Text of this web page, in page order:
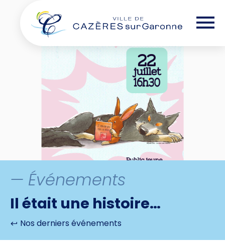
— Événements
Il était une histoire…
Nos derniers événements